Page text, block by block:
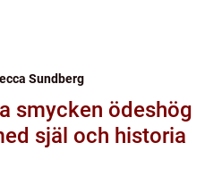
Sundberg
smycken ödeshög
själ och historia